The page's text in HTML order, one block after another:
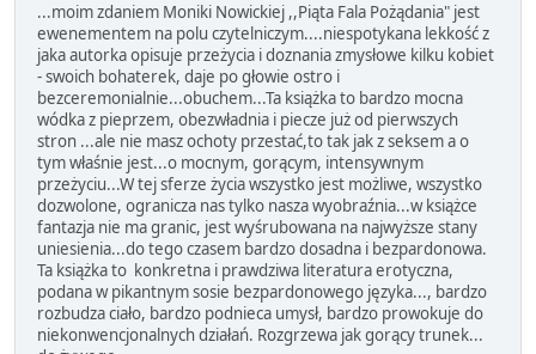
...moim zdaniem Moniki Nowickiej ,,Piąta Fala Pożądania" jest
ewenementem na polu czytelniczym....niespotykana lekkość z
jaka autorka opisuje przeżycia i doznania zmysłowe kilku kobiet
- swoich bohaterek, daje po głowie ostro i
bezceremonialnie...obuchem...Ta książka to bardzo mocna
wódka z pieprzem, obezwładnia i piecze już od pierwszych
stron ...ale nie masz ochoty przestać,to tak jak z seksem a o
tym właśnie jest...o mocnym, gorącym, intensywnym
przeżyciu...W tej sferze życia wszystko jest możliwe, wszystko
dozwolone, ogranicza nas tylko nasza wyobraźnia...w książce
fantazja nie ma granic, jest wyśrubowana na najwyższe stany
uniesienia...do tego czasem bardzo dosadna i bezpardonowa.
Ta książka to konkretna i prawdziwa literatura erotyczna,
podana w pikantnym sosie bezpardonowego języka..., bardzo
rozbudza ciało, bardzo podnieca umysł, bardzo prowokuje do
niekonwencjonalnych działań. Rozgrzewa jak gorący trunek...